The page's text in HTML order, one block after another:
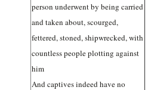
person underwent by being carried
and taken about, scourged,
fettered, stoned, shipwrecked, with
countless people plotting against
him
And captives indeed have no